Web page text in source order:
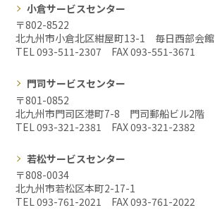
小倉サービスセンター
〒802-8522
北九州市小倉北区紺屋町13-1 毎日西部会館
TEL 093-511-2307 FAX093-551-3671
門司サービスセンター
〒801-0852
北九州市門司区港町7-8 門司郵船ビル2階
TEL 093-321-2381 FAX093-321-2382
若松サービスセンター
〒808-0034
北九州市若松区本町2-17-1
TEL 093-761-2021 FAX093-761-2022